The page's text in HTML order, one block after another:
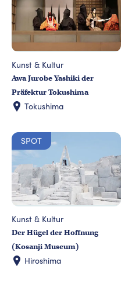
Kunst & Kultur
Awa Jurobe Yashiki der
Präfektur Tokushima
Tokushima
SPOT
Kunst & Kultur
Der Hügel der Hoffnung
(Kosanji Museum)
Hiroshima